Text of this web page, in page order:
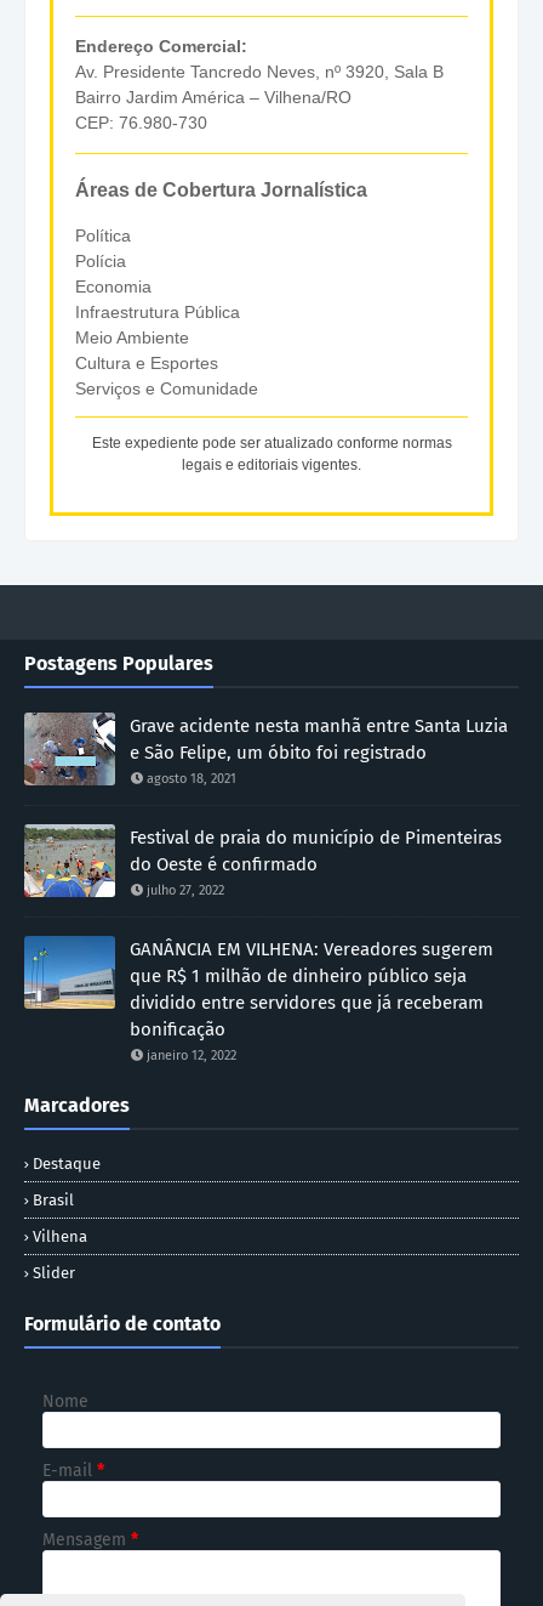
Endereço Comercial:
Av. Presidente Tancredo Neves, nº 3920, Sala B
Bairro Jardim América – Vilhena/RO
CEP: 76.980-730
Áreas de Cobertura Jornalística
Política
Polícia
Economia
Infraestrutura Pública
Meio Ambiente
Cultura e Esportes
Serviços e Comunidade
Este expediente pode ser atualizado conforme normas
legais e editoriais vigentes.
Postagens Populares
Grave acidente nesta manhã entre Santa Luzia
e São Felipe, um óbito foi registrado
agosto 18, 2021
Festival de praia do município de Pimenteiras
do Oeste é confirmado
julho 27, 2022
GANÂNCIA EM VILHENA: Vereadores sugerem
que R$ 1 milhão de dinheiro público seja
dividido entre servidores que já receberam
bonificação
janeiro 12, 2022
Marcadores
Destaque
Brasil
Vilhena
Slider
Formulário de contato
Nome
E-mail *
Mensagem *